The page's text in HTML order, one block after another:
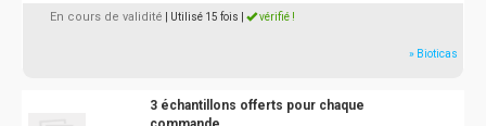
En cours de validité | Utilisé 15 fois vérifié !
» Bioticas
3 échantillons offerts pour chaque